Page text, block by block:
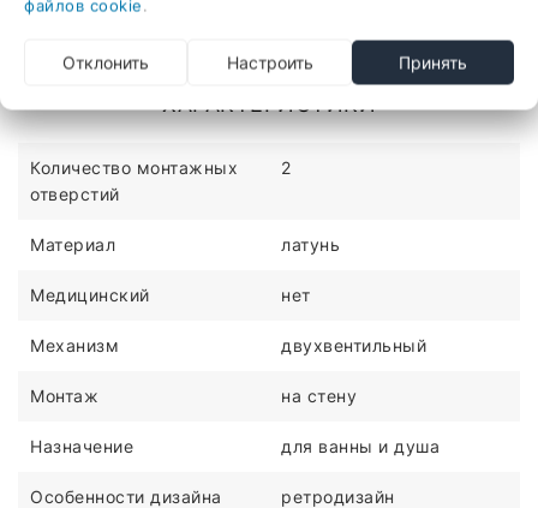
на стену
ХАРАКТЕРИСТИКИ
Количество монтажных
отверстий
2
Материал латунь
Медицинский нет
Механизм двухвентильный
Монтаж на стену
Назначение для ванны и душа
Особенности дизайна ретродизайн
файлов cookie
Отклонить Настроить Принять